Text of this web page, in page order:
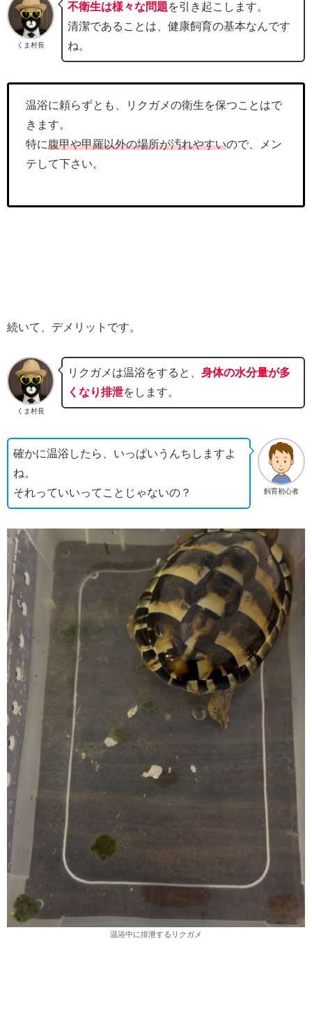
くま村長
不衛生は様々な問題を引き起こします。
清潔であることは、健康飼育の基本なんです
ね。
温浴に頼らずとも、リクガメの衛生を保つことはで
きます。
特に腹甲や甲羅以外の場所が汚れやすいので、メン
テして下さい。
続いて、デメリットです。
くま村長
リクガメは温浴をすると、身体の水分量が多
くなり排泄をします。
飼育初心者
確かに温浴したら、いっぱいうんちしますよ
ね。
それっていいってことじゃないの？
温浴中に排泄するリクガメ